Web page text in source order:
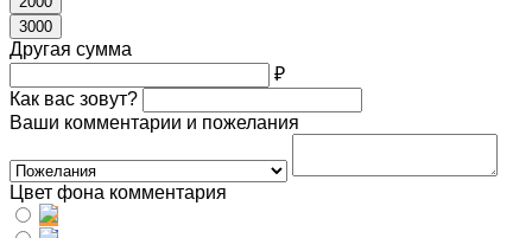
3000
Другая сумма
₽
Как вас зовут?
Ваши комментарии и пожелания
Цвет фона комментария